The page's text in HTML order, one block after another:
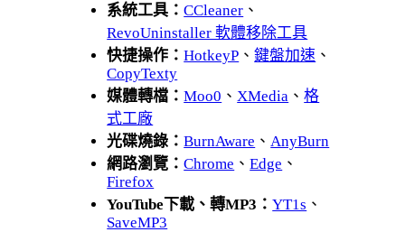
系統工具：CCleaner 、
RevoUninstaller 軟體移除工具
快捷操作：HotkeyP 、鍵盤加速 、
CopyTexty
媒體轉檔：Moo0 、 XMedia 、格
式工廠
光碟燒錄：BurnAware 、 AnyBurn
網路瀏覽：Chrome 、Edge 、
Firefox
YouTube下載、轉MP3：YT1s 、
SaveMP3